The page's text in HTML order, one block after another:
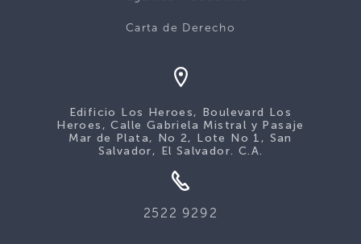
Carta de Derecho
Edificio Los Heroes, Boulevard Los
Heroes, Calle Gabriela Mistral y Pasaje
Mar de Plata, No 2, Lote No 1, San
Salvador, El Salvador. C.A.
2522 9292